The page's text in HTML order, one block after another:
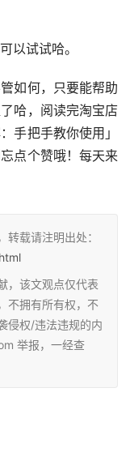
以试试哈。
如何，只要能帮助
哈，阅读完淘宝店
手把手教你使用」
点个赞哦！每天来
载请注明出处：
，该文观点仅代表
不拥有所有权，不
侵权/违法违规的内
举报，一经查